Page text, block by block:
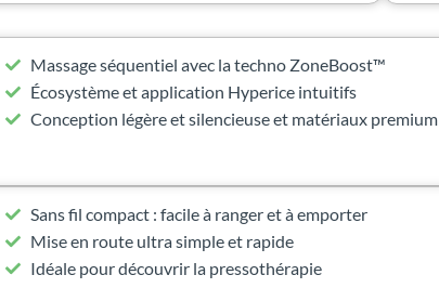
Massage séquentiel avec la techno ZoneBoost™
Écosystème et application Hyperice intuitifs
Conception légère et silencieuse et matériaux premium
Sans fil compact : facile à ranger et à emporter
Mise en route ultra simple et rapide
Idéale pour découvrir la pressothérapie